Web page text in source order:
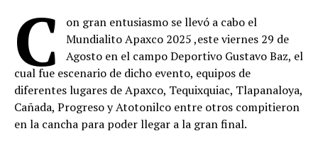
C
on gran entusiasmo se llevó a cabo el
Mundialito Apaxco 2025 ,este viernes 29 de
Agosto en el campo Deportivo Gustavo Baz, el
cual fue escenario de dicho evento, equipos de
diferentes lugares de Apaxco, Tequixquiac, Tlapanaloya,
Cañada, Progreso y Atotonilco entre otros compitieron
en la cancha para poder llegar a la gran final.